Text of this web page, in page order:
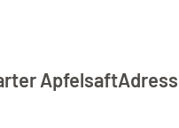
Apfelsaft